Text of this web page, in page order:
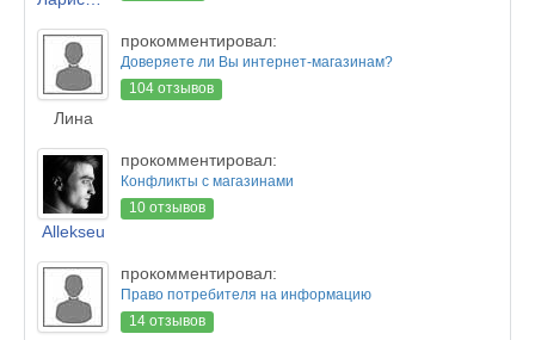
Лина
прокомментировал:
Доверяете ли Вы интернет-магазинам?
104 отзывов
Allekseu
прокомментировал:
Конфликты с магазинами
10 отзывов
прокомментировал:
Право потребителя на информацию
14 отзывов